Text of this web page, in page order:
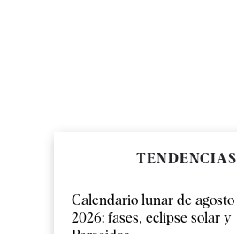
TENDENCIAS
Calendario lunar de agosto
2026: fases, eclipse solar y